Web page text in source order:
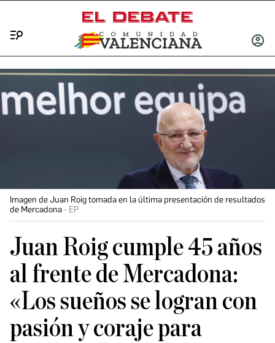
INICIAR
Imagen de Juan Roig tomada en la última presentación de resultados
de Mercadona
EP
Juan Roig cumple 45 años
al frente de Mercadona:
«Los sueños se logran con
pasión y coraje para